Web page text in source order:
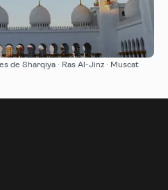
de Sharqiya · Ras Al-Jinz · Muscat